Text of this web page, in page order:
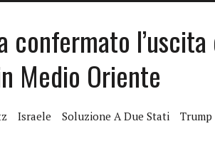
confermato l’uscita
Medio Oriente
Israele Soluzione A Due Stati Trump